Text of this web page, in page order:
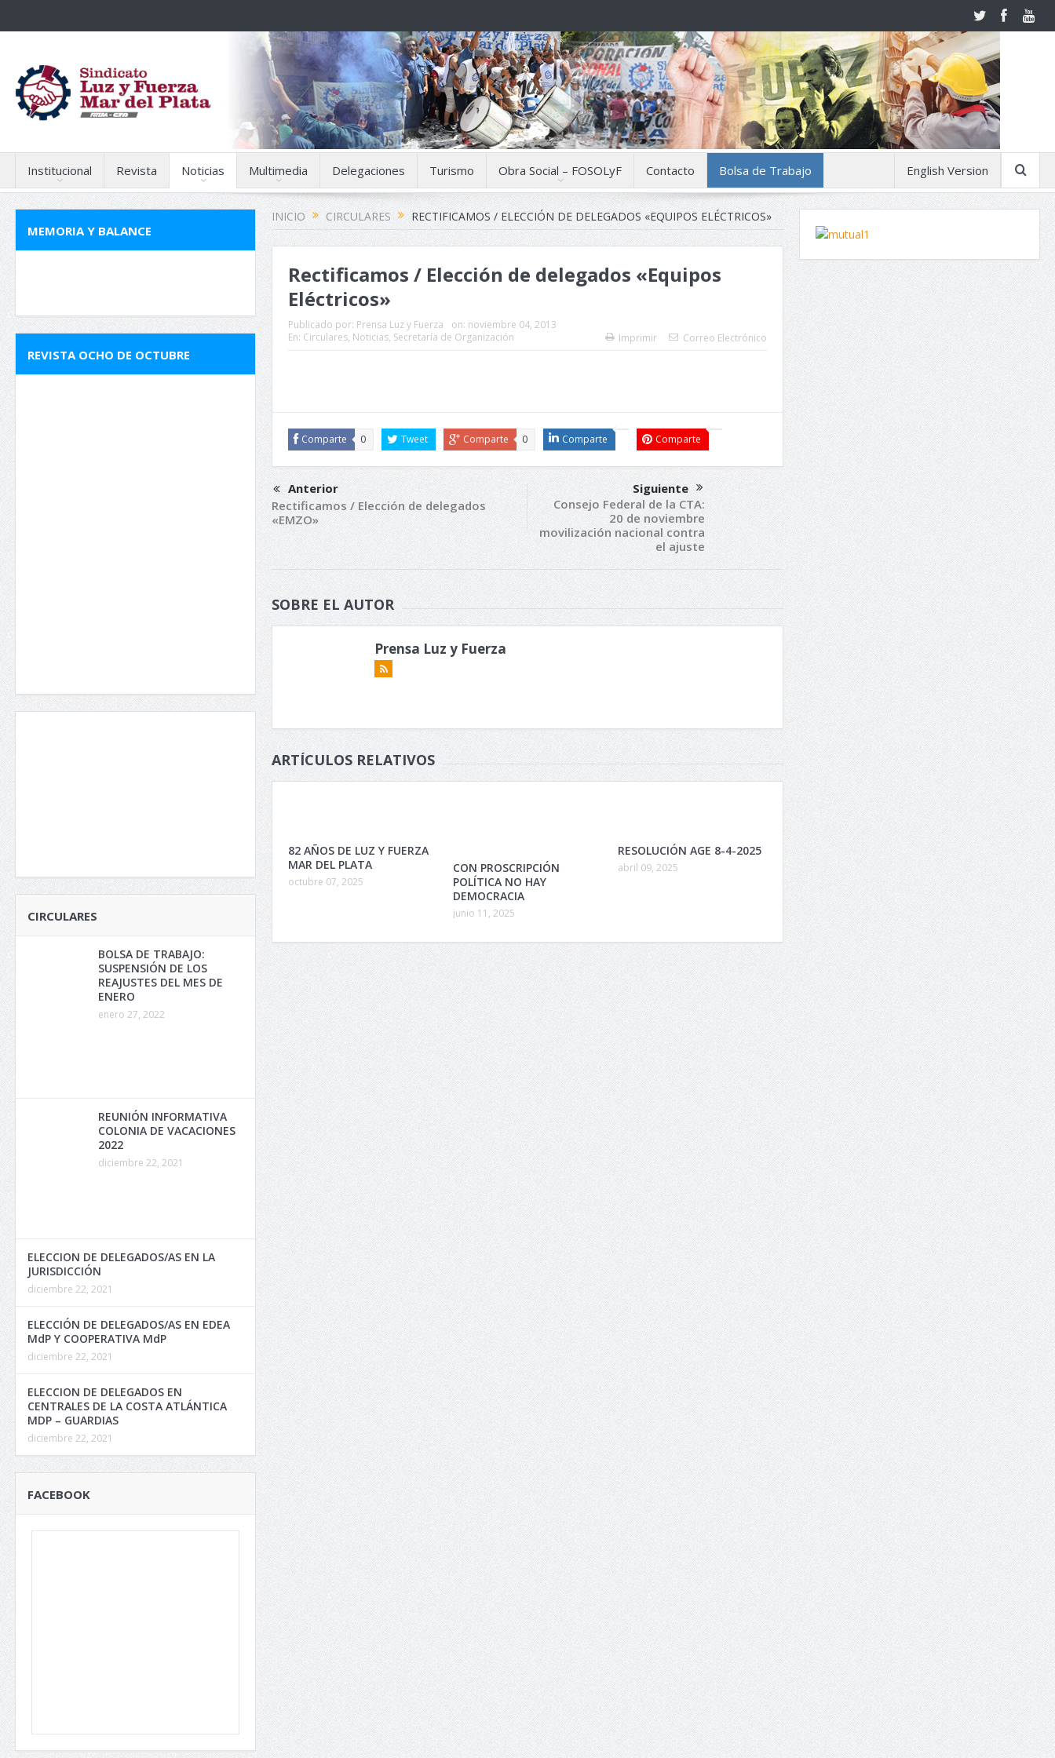
Institucional Revista Noticias Multimedia Delegaciones Turismo Obra Social – FOSOLyF Contacto Bolsa de Trabajo English Version
INICIO CIRCULARES RECTIFICAMOS / ELECCIÓN DE DELEGADOS «EQUIPOS ELÉCTRICOS»
Rectificamos / Elección de delegados «Equipos
Eléctricos»
Publicado por: Prensa Luz y Fuerza on: noviembre 04, 2013
En: Circulares, Noticias, Secretaría de Organización Imprimir Correo Electrónico
Comparte 0 Tweet Comparte 0 Comparte Comparte
Anterior
Rectificamos / Elección de delegados
«EMZO»
Siguiente
Consejo Federal de la CTA:
20 de noviembre
movilización nacional contra
el ajuste
SOBRE EL AUTOR
Prensa Luz y Fuerza
ARTÍCULOS RELATIVOS
82 AÑOS DE LUZ Y FUERZA
MAR DEL PLATA
octubre 07, 2025
CON PROSCRIPCIÓN
POLÍTICA NO HAY
DEMOCRACIA
junio 11, 2025
RESOLUCIÓN AGE 8-4-2025
abril 09, 2025
MEMORIA Y BALANCE
REVISTA OCHO DE OCTUBRE
CIRCULARES
BOLSA DE TRABAJO:
SUSPENSIÓN DE LOS
REAJUSTES DEL MES DE
ENERO
enero 27, 2022
REUNIÓN INFORMATIVA
COLONIA DE VACACIONES
2022
diciembre 22, 2021
ELECCION DE DELEGADOS/AS EN LA
JURISDICCIÓN
diciembre 22, 2021
ELECCIÓN DE DELEGADOS/AS EN EDEA
MdP Y COOPERATIVA MdP
diciembre 22, 2021
ELECCION DE DELEGADOS EN
CENTRALES DE LA COSTA ATLÁNTICA
MDP – GUARDIAS
diciembre 22, 2021
FACEBOOK